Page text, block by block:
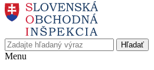
Hľadať
Menu